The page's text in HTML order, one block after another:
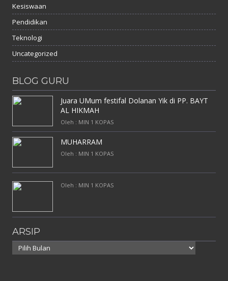
Kesiswaan
Pendidikan
Teknologi
Uncategorized
BLOG GURU
Juara UMum festifal Dolanan Yik di PP. BAYT
AL HIKMAH
Oleh : MIN 1 KOPAS
MUHARRAM
Oleh : MIN 1 KOPAS
Oleh : MIN 1 KOPAS
ARSIP
Arsip